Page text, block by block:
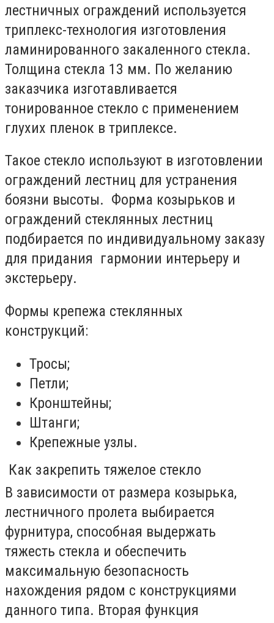
лестничных ограждений используется
триплекс-технология изготовления
ламинированного закаленного стекла.
Толщина стекла 13 мм. По желанию
заказчика изготавливается
тонированное стекло с применением
глухих пленок в триплексе.
Такое стекло используют в изготовлении
ограждений лестниц для устранения
боязни высоты. Форма козырьков и
ограждений стеклянных лестниц
подбирается по индивидуальному заказу
для придания гармонии интерьеру и
экстерьеру.
Формы крепежа стеклянных
конструкций:
Тросы;
Петли;
Кронштейны;
Штанги;
Крепежные узлы.
Как закрепить тяжелое стекло
В зависимости от размера козырька,
лестничного пролета выбирается
фурнитура, способная выдержать
тяжесть стекла и обеспечить
максимальную безопасность
нахождения рядом с конструкциями
данного типа. Вторая функция